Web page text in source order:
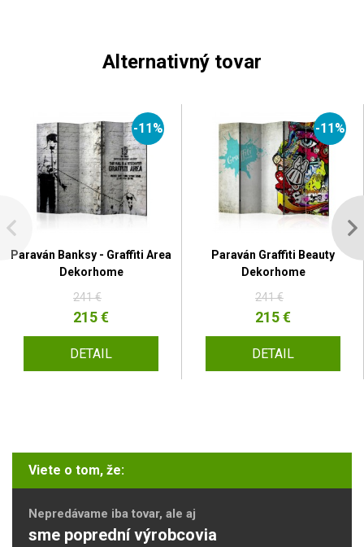
Alternativný tovar
-11%
Paraván Banksy - Graffiti Area
Dekorhome
241 €
215 €
DETAIL
-11%
Paraván Graffiti Beauty
Dekorhome
241 €
215 €
DETAIL
Viete o tom, že:
Nepredávame iba tovar, ale aj
sme poprední výrobcovia